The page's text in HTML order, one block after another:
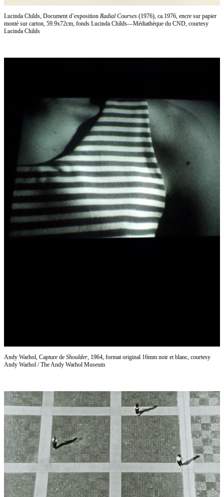
Lucinda Childs, Document d’exposition Radial Courses (1976), ca.1976, encre sur papier
monté sur carton, 59.9x72cm, fonds Lucinda Childs—Médiathèque du CND, courtesy
Lucinda Childs
Andy Warhol, Capture de Shoulder, 1964, format original 16mm noir et blanc, courtesy
Andy Warhol / The Andy Warhol Museum